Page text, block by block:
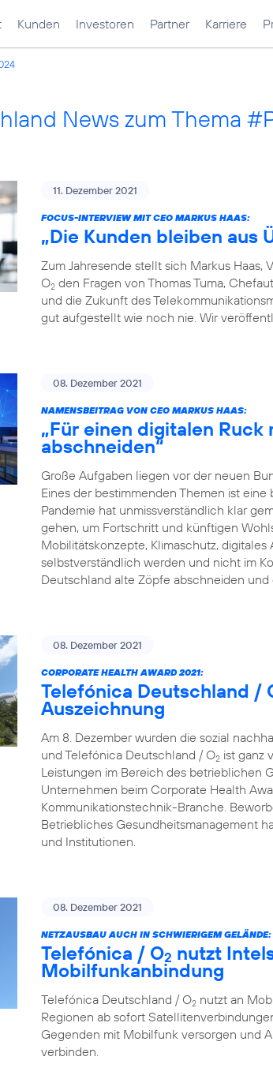
Kunden Investoren Partner Karriere
News zum Thema
11. Dezember 2021
FOCUS-INTERVIEW MIT CEO MARKUS HAAS:
„Die Kunden bleiben aus
Zum Jahresende stellt sich Markus Haas,
O2 den Fragen von Thomas Tuma,
und die Zukunft des
gut aufgestellt wie noch nie. Wir
08. Dezember 2021
NAMENSBEITRAG VON CEO MARKUS HAAS:
„Für einen digitalen
abschneiden“
Große Aufgaben liegen vor der neuen
Eines der bestimmenden Themen ist
Pandemie hat unmissverständlich klar
gehen, um Fortschritt und künftigen
Mobilitätskonzepte, Klimaschutz,
selbstverständlich werden und nicht im
Deutschland alte Zöpfe abschneiden
08. Dezember 2021
CORPORATE HEALTH AWARD 2021:
Telefónica Deutschland /
Auszeichnung
Am 8. Dezember wurden die sozial
und Telefónica Deutschland / O2 ist ganz
Leistungen im Bereich des betrieblichen
Unternehmen beim Corporate Health
Kommunikationstechnik-Branche.
Betriebliches Gesundheitsmanagement
und Institutionen.
08. Dezember 2021
NETZAUSBAU AUCH IN SCHWIERIGEM GELÄNDE:
Telefónica / O2 nutzt
Mobilfunkanbindung
Telefónica Deutschland / O2 nutzt an
Regionen ab sofort
Gegenden mit Mobilfunk versorgen und
verbinden.